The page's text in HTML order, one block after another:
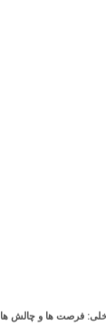
فرصت ها و چالش ها